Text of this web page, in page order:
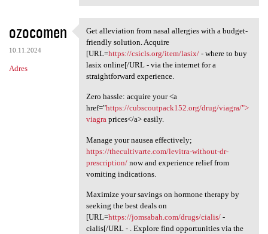
ozocomen
10.11.2024
Adres
Get alleviation from nasal
Get alleviation from nasal allergies with a budget-
friendly solution. Acquire
[URL=https://csicls.org/item/lasix/- where to buy
lasix online[/URL - via the internet for a
straightforward experience.
Zero hassle: acquire your <a
href="https://cubscoutpack152.org/drug/viagra/">
viagraprices</a> easily.
Manage your nausea effectively;
https://thecultivarte.com/levitra-without-dr-
prescription/now and experience relief from
vomiting indications.
Maximize your savings on hormone therapy by
seeking the best deals on
[URL=https://jomsabah.com/drugs/cialis/-
cialis[/URL - . Explore find opportunities via the